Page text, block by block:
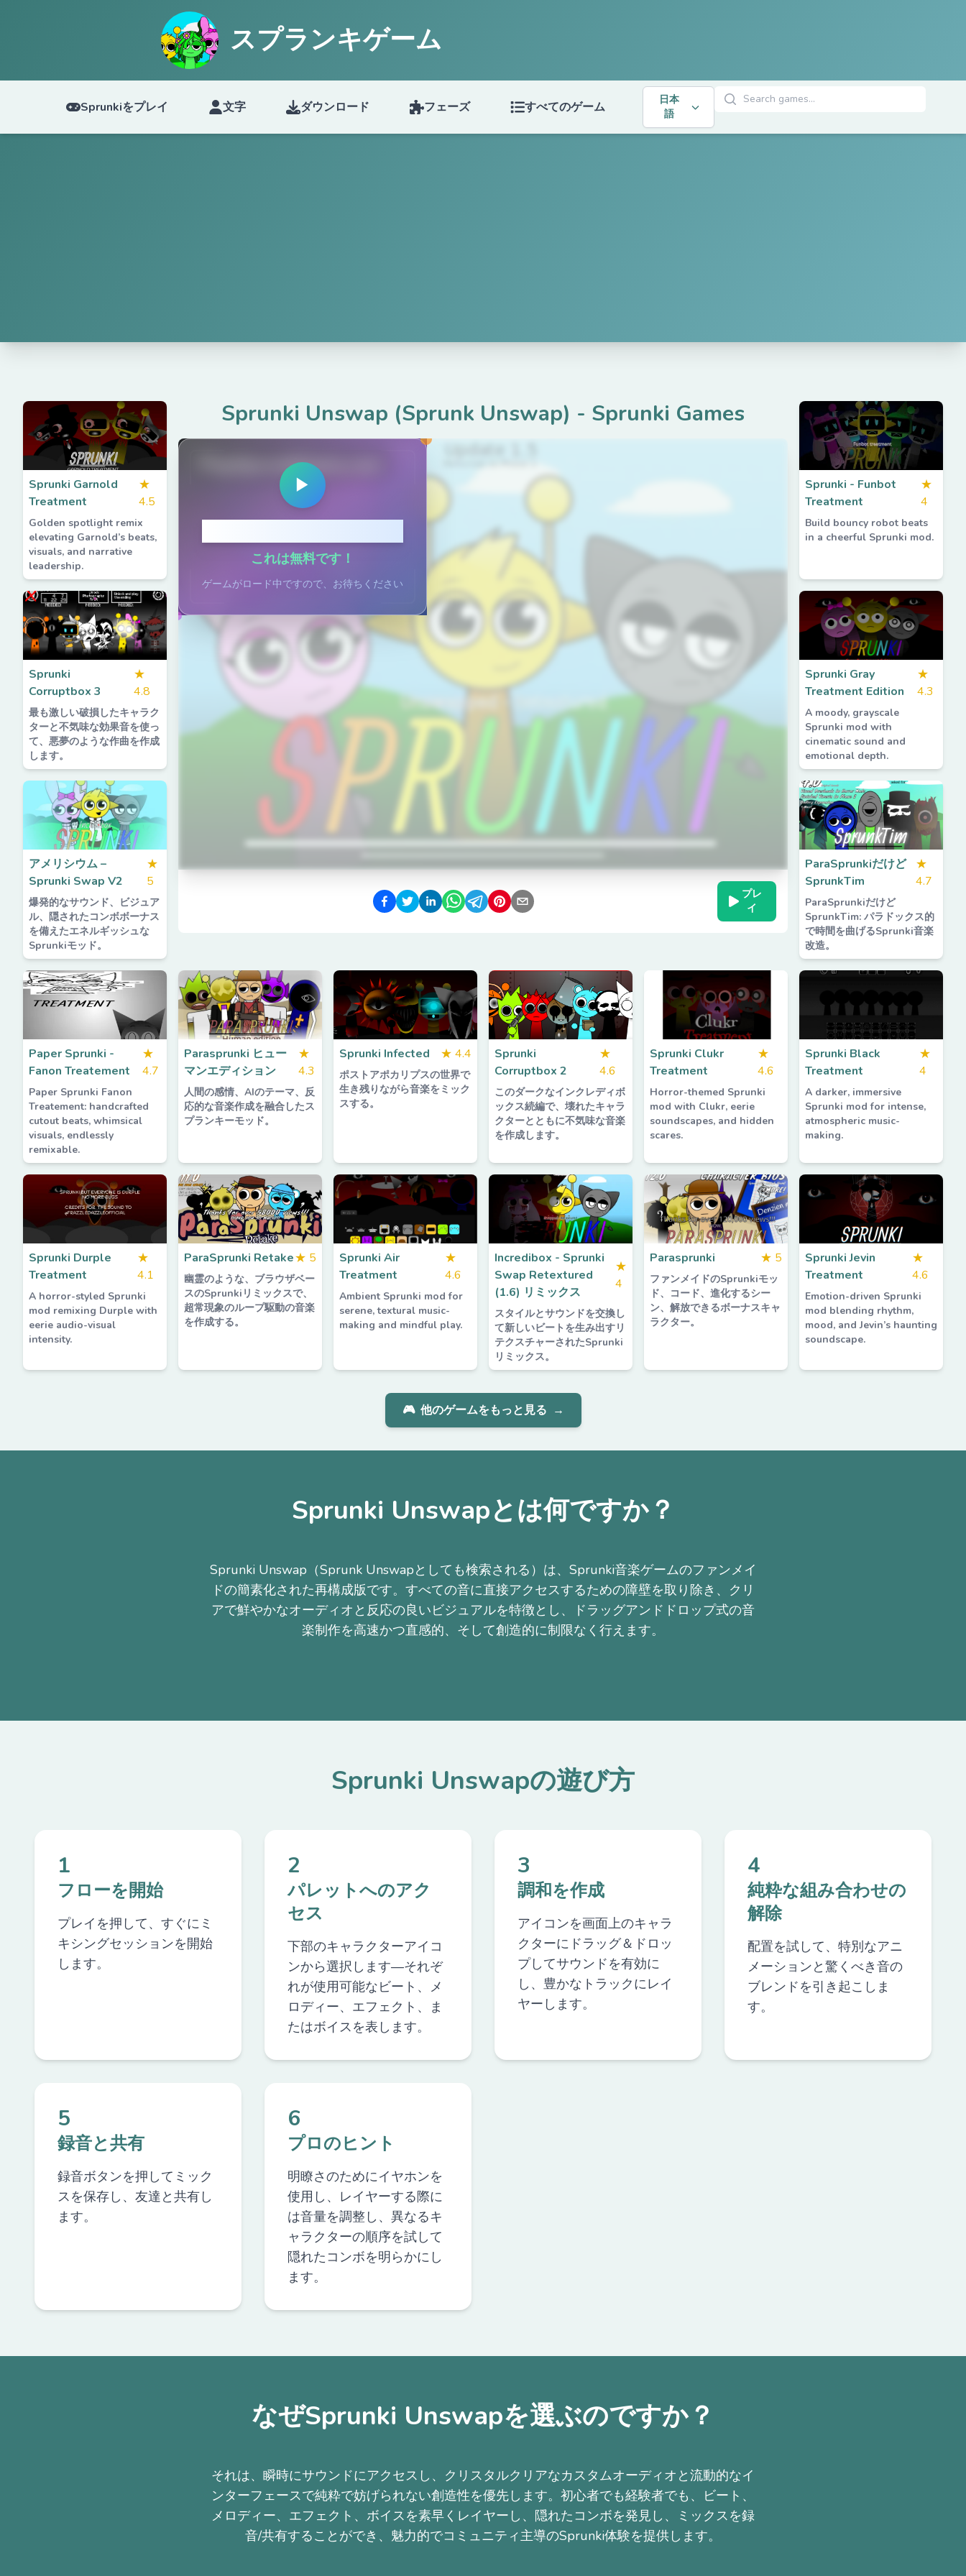
スプランキゲーム
Sprunkiをプレイ 文字 ダウンロード フェーズ すべてのゲーム
日本
語
ゲームを検索
Sprunki Garnold
Treatment
★
4.5
Golden spotlight remix
elevating Garnold’s beats,
visuals, and narrative
leadership.
Sprunki Unswap (Sprunk Unswap) - Sprunki Games
PlaySprunkiGame.com
▶
これは無料です！
ゲームがロード中ですので、お待ちください
プレ
イ
Sprunki - Funbot
Treatment
★
4
Build bouncy robot beats
in a cheerful Sprunki mod.
Sprunki
Corruptbox 3
★
4.8
最も激しい破損したキャラク
ターと不気味な効果音を使っ
て、悪夢のような作曲を作成
します。
Sprunki Gray
Treatment Edition
★
4.3
A moody, grayscale
Sprunki mod with
cinematic sound and
emotional depth.
アメリシウム –
Sprunki Swap V2
★
5
爆発的なサウンド、ビジュア
ル、隠されたコンボボーナス
を備えたエネルギッシュな
Sprunkiモッド。
ParaSprunkiだけど
SprunkTim
★
4.7
ParaSprunkiだけど
SprunkTim: パラドックス的
で時間を曲げるSprunki音楽
改造。
Paper Sprunki -
Fanon Treatement
★
4.7
Paper Sprunki Fanon
Treatement: handcrafted
cutout beats, whimsical
visuals, endlessly
remixable.
Parasprunki ヒュー
マンエディション
★
4.3
人間の感情、AIのテーマ、反
応的な音楽作成を融合したス
プランキーモッド。
Sprunki Infected ★ 4.4
ポストアポカリプスの世界で
生き残りながら音楽をミック
スする。
Sprunki
Corruptbox 2
★
4.6
このダークなインクレディボ
ックス続編で、壊れたキャラ
クターとともに不気味な音楽
を作成します。
Sprunki Clukr
Treatment
★
4.6
Horror-themed Sprunki
mod with Clukr, eerie
soundscapes, and hidden
scares.
Sprunki Black
Treatment
★
4
A darker, immersive
Sprunki mod for intense,
atmospheric music-
making.
Sprunki Durple
Treatment
★
4.1
A horror-styled Sprunki
mod remixing Durple with
eerie audio-visual
intensity.
ParaSprunki Retake★ 5
幽霊のような、ブラウザベー
スのSprunkiリミックスで、
超常現象のループ駆動の音楽
を作成する。
Sprunki Air
Treatment
★
4.6
Ambient Sprunki mod for
serene, textural music-
making and mindful play.
Incredibox - Sprunki
Swap Retextured
(1.6) リミックス
★
4
スタイルとサウンドを交換し
て新しいビートを生み出すリ
テクスチャーされたSprunki
リミックス。
Parasprunki ★ 5
ファンメイドのSprunkiモッ
ド、コード、進化するシー
ン、解放できるボーナスキャ
ラクター。
Sprunki Jevin
Treatment
★
4.6
Emotion-driven Sprunki
mod blending rhythm,
mood, and Jevin’s haunting
soundscape.
🎮 他のゲームをもっと見る →
Sprunki Unswapとは何ですか？
Sprunki Unswap（Sprunk Unswapとしても検索される）は、Sprunki音楽ゲームのファンメイ
ドの簡素化された再構成版です。すべての音に直接アクセスするための障壁を取り除き、クリ
アで鮮やかなオーディオと反応の良いビジュアルを特徴とし、ドラッグアンドドロップ式の音
楽制作を高速かつ直感的、そして創造的に制限なく行えます。
Sprunki Unswapの遊び方
1
フローを開始
プレイを押して、すぐにミ
キシングセッションを開始
します。
2
パレットへのアク
セス
下部のキャラクターアイコ
ンから選択します—それぞ
れが使用可能なビート、メ
ロディー、エフェクト、ま
たはボイスを表します。
3
調和を作成
アイコンを画面上のキャラ
クターにドラッグ＆ドロッ
プしてサウンドを有効に
し、豊かなトラックにレイ
ヤーします。
4
純粋な組み合わせの
解除
配置を試して、特別なアニ
メーションと驚くべき音の
ブレンドを引き起こしま
す。
5
録音と共有
録音ボタンを押してミック
スを保存し、友達と共有し
ます。
6
プロのヒント
明瞭さのためにイヤホンを
使用し、レイヤーする際に
は音量を調整し、異なるキ
ャラクターの順序を試して
隠れたコンボを明らかにし
ます。
なぜSprunki Unswapを選ぶのですか？
それは、瞬時にサウンドにアクセスし、クリスタルクリアなカスタムオーディオと流動的なイ
ンターフェースで純粋で妨げられない創造性を優先します。初心者でも経験者でも、ビート、
メロディー、エフェクト、ボイスを素早くレイヤーし、隠れたコンボを発見し、ミックスを録
音/共有することができ、魅力的でコミュニティ主導のSprunki体験を提供します。